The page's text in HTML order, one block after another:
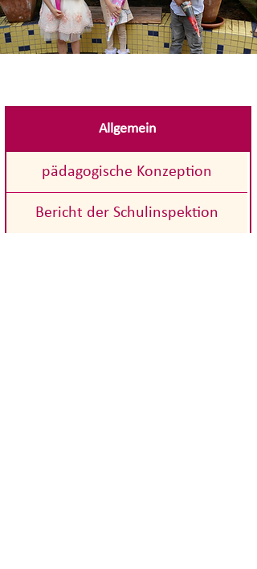
Allgemein
pädagogische Konzeption
Bericht der Schulinspektion